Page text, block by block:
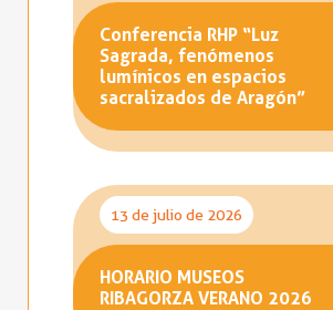
Conferencia RHP “Luz
Sagrada, fenómenos
lumínicos en espacios
sacralizados de Aragón”
13 de julio de 2026
HORARIO MUSEOS
RIBAGORZA VERANO 2026